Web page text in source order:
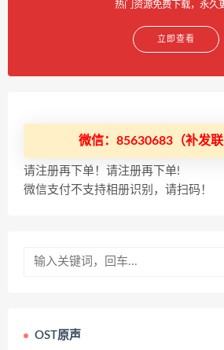
热门资源免费下载，永久
立即查看
微信：85630683（补发联
请注册再下单！请注册再下单!
微信支付不支持相册识别，请扫码！
OST原声